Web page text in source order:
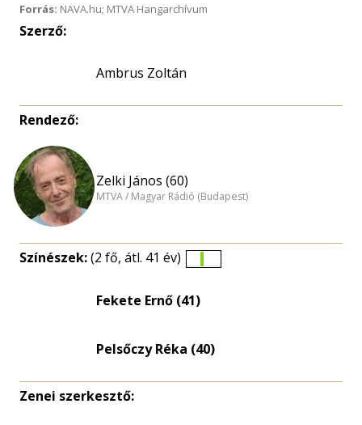
Forrás: NAVA.hu; MTVA Hangarchívum
Szerző:
Ambrus Zoltán
Rendező:
Zelki János (60)
MTVA / Magyar Rádió (Budapest)
Színészek:(2 fő, átl. 41 év)
Fekete Ernő (41)
Pelsőczy Réka (40)
Zenei szerkesztő: